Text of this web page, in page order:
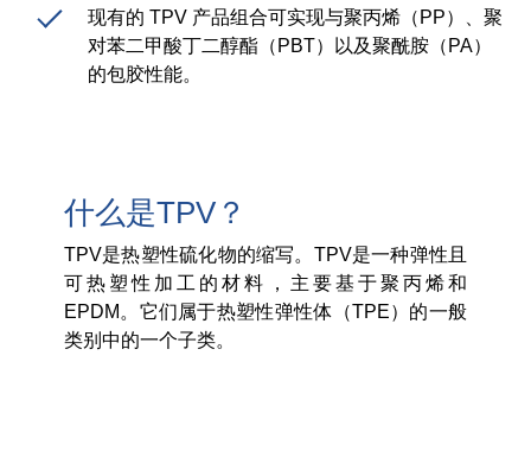
产品碳足迹值计算器
关于我们
现有的 TPV 产品组合可实现与聚丙烯（PP）、聚
对苯二甲酸丁二醇酯（PBT）以及聚酰胺（PA）
的包胶性能。
什么是TPV？
TPV是热塑性硫化物的缩写。TPV是一种弹性且
可热塑性加工的材料，主要基于聚丙烯和
EPDM。它们属于热塑性弹性体（TPE）的一般
类别中的一个子类。